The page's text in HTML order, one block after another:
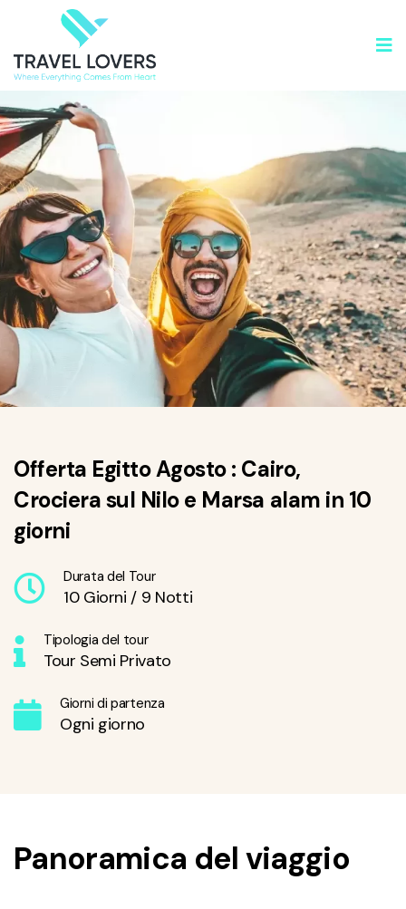
Offerta Egitto Agosto : Cairo,
Crociera sul Nilo e Marsa alam in 10
giorni
Durata del Tour
10 Giorni / 9 Notti
Tipologia del tour
Tour Semi Privato
Giorni di partenza
Ogni giorno
Panoramica del viaggio